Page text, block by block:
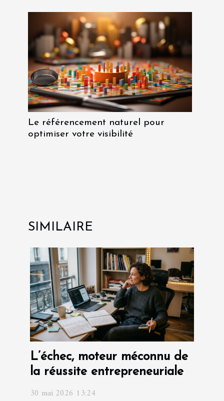
Le référencement naturel pour
optimiser votre visibilité
SIMILAIRE
L’échec, moteur méconnu de
la réussite entrepreneuriale
30 mai 2026 13:24